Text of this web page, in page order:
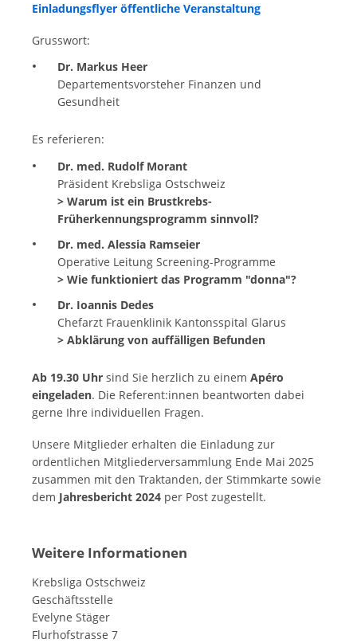
Einladungsflyer öffentliche Veranstaltung
Grusswort:
Dr. Markus Heer
Departementsvorsteher Finanzen und
Gesundheit
Es referieren:
Dr. med. Rudolf Morant
Präsident Krebsliga Ostschweiz
> Warum ist ein Brustkrebs-
Früherkennungsprogramm sinnvoll?
Dr. med. Alessia Ramseier
Operative Leitung Screening-Programme
> Wie funktioniert das Programm "donna"?
Dr. Ioannis Dedes
Chefarzt Frauenklinik Kantonsspital Glarus
> Abklärung von auffälligen Befunden
Ab 19.30 Uhr sind Sie herzlich zu einem Apéro
eingeladen. Die Referent:innen beantworten dabei
gerne Ihre individuellen Fragen.
Unsere Mitglieder erhalten die Einladung zur
ordentlichen Mitgliederversammlung Ende Mai 2025
zusammen mit den Traktanden, der Stimmkarte sowie
dem Jahresbericht 2024 per Post zugestellt.
Weitere Informationen
Krebsliga Ostschweiz
Geschäftsstelle
Evelyne Stäger
Flurhofstrasse 7